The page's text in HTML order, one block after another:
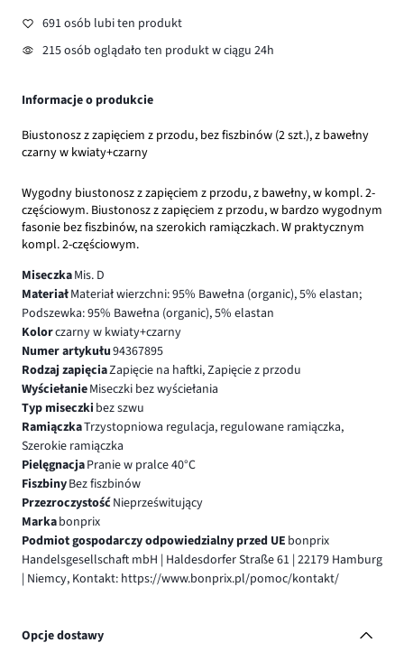
691 osób lubi ten produkt
215 osób oglądało ten produkt w ciągu 24h
Informacje o produkcie
Biustonosz z zapięciem z przodu, bez fiszbinów (2 szt.), z bawełny
czarny w kwiaty+czarny
Wygodny biustonosz z zapięciem z przodu, z bawełny, w kompl. 2-
częściowym. Biustonosz z zapięciem z przodu, w bardzo wygodnym
fasonie bez fiszbinów, na szerokich ramiączkach. W praktycznym
kompl. 2-częściowym.
MiseczkaMis. D
MateriałMateriał wierzchni: 95% Bawełna (organic), 5% elastan;
Podszewka: 95% Bawełna (organic), 5% elastan
Kolorczarny w kwiaty+czarny
Numer artykułu94367895
Rodzaj zapięciaZapięcie na haftki, Zapięcie z przodu
WyściełanieMiseczki bez wyściełania
Typ miseczki bez szwu
RamiączkaTrzystopniowa regulacja, regulowane ramiączka,
Szerokie ramiączka
PielęgnacjaPranie w pralce 40°C
FiszbinyBez fiszbinów
PrzezroczystośćNieprześwitujący
Markabonprix
Podmiot gospodarczy odpowiedzialny przed UE bonprix
Handelsgesellschaft mbH | Haldesdorfer Straße 61 | 22179 Hamburg
| Niemcy, Kontakt: https://www.bonprix.pl/pomoc/kontakt/
Opcje dostawy